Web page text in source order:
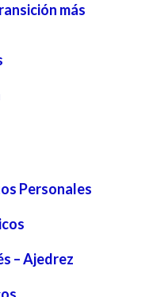
más
Personales
– Ajedrez